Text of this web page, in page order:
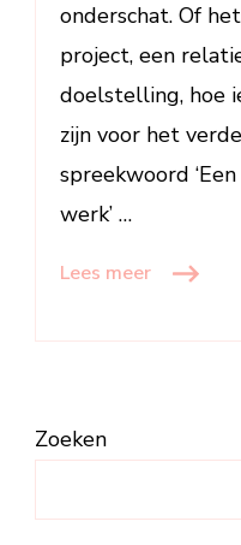
onderschat. Of
project, een
doelstelling, hoe
zijn voor het
spreekwoord
werk’ …
Lees meer
Zoeken